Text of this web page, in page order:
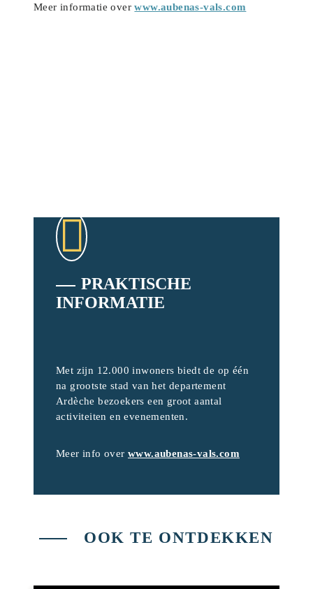
Meer informatie overwww.aubenas-vals.com
PRAKTISCHE
INFORMATIE
Met zijn 12.000 inwoners biedt de op één
na grootste stad van het departement
Ardèche bezoekers een groot aantal
activiteiten en evenementen.
Meer info over www.aubenas-vals.com
OOK TE ONTDEKKEN